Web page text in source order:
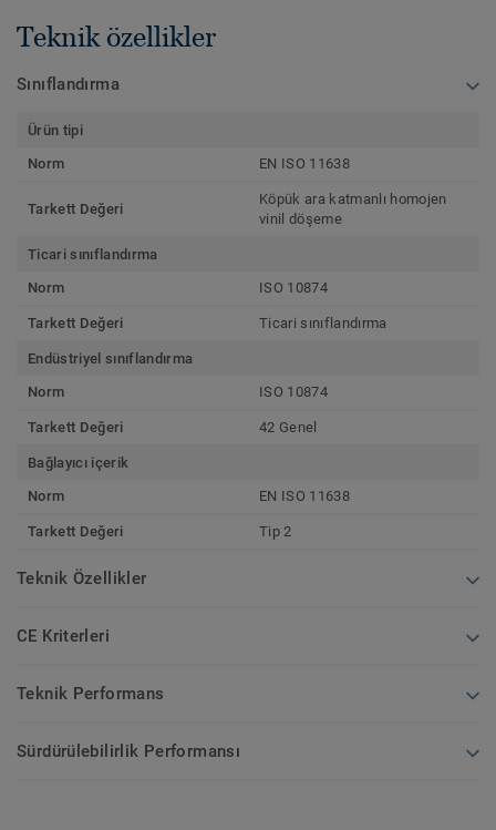
Teknik özellikler
Sınıflandırma
Ürün tipi
Norm
EN ISO 11638
Tarkett Değeri
Köpük ara katmanlı homojen
vinil döşeme
Ticari sınıflandırma
Norm
ISO 10874
Tarkett Değeri Ticari sınıflandırma
Endüstriyel sınıflandırma
Norm
ISO 10874
Tarkett Değeri 42 Genel
Bağlayıcı içerik
Norm
EN ISO 11638
Tarkett Değeri Tip 2
Teknik Özellikler
CE Kriterleri
Teknik Performans
Sürdürülebilirlik Performansı